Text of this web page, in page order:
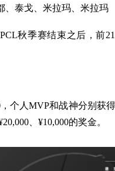
、泰戈、米拉玛、米拉玛
秋季赛结束之后，前
个人MVP和战神分别获
、¥10,000的奖金。